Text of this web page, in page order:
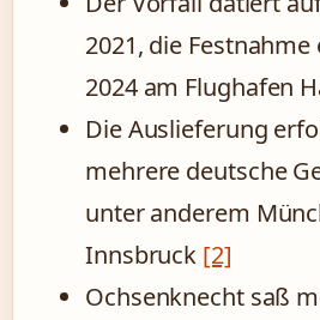
2021, die
2024 am Flughafen
Die Auslieferung
mehrere deutsche
unter anderem
Innsbruck [2]
Ochsenknecht saß